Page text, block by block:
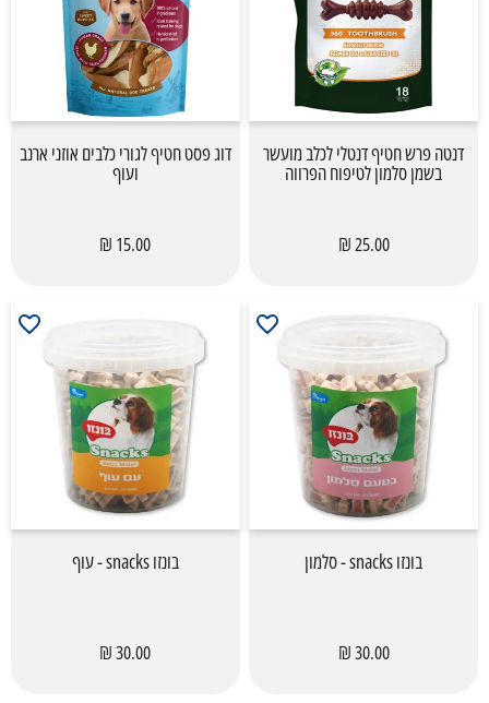
דנטה פרש חטיף דנטלי לכלב מועשר
בשמן סלמון לטיפוח הפרווה
25.00 ₪
דוג פסט חטיף לגורי כלבים אוזני ארנב
ועוף
15.00 ₪
בונזו snacks - סלמון
30.00 ₪
בונזו snacks - עוף
30.00 ₪